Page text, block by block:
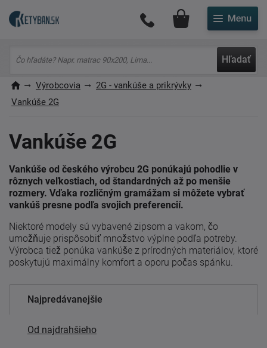
Hľadať
Môj účet
Výrobcovia
2G - vankúše a prikrývky
Vankúše 2G
Vankúše 2G
Vankúše od českého výrobcu 2G ponúkajú pohodlie v
rôznych veľkostiach, od štandardných až po menšie
rozmery. Vďaka rozličným gramážam si môžete vybrať
vankúš presne podľa svojich preferencií.
Niektoré modely sú vybavené zipsom a vakom, čo
umožňuje prispôsobiť množstvo výplne podľa potreby.
Výrobca tiež ponúka vankúše z prírodných materiálov, ktoré
poskytujú maximálny komfort a oporu počas spánku.
Najpredávanejšie
Od najdrahšieho